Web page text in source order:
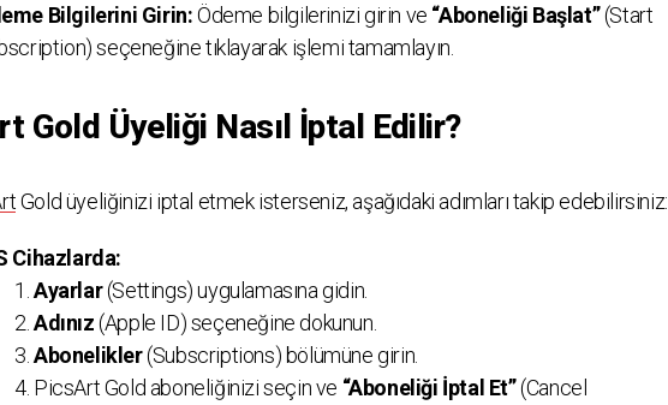
Bilgilerini Girin:Ödeme bilgilerinizi girin ve “Aboneliği Başlat”(Start
seçeneğine tıklayarak işlemi tamamlayın.
Gold Üyeliği Nasıl İptal Edilir?
Gold üyeliğinizi iptal etmek isterseniz, aşağıdaki adımları takip edebilirsiniz:
Cihazlarda:
Ayarlar(Settings) uygulamasına gidin.
Adınız(Apple ID) seçeneğine dokunun.
Abonelikler(Subscriptions) bölümüne girin.
PicsArt Gold aboneliğinizi seçin ve “Aboneliği İptal Et”(Cancel